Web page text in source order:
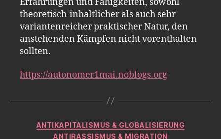
Erfahrungen und Fähigkeiten, sowohl
theoretisch-inhaltlicher als auch sehr
variantenreicher praktischer Natur, den
anstehenden Kämpfen nicht vorenthalten
sollten.
https://autonomer1mai.noblogs.org
Kategorien
ANTIKAPITALISMUS & GLOBALISIERUNG
ANTIRASSISMUS & MIGRATION